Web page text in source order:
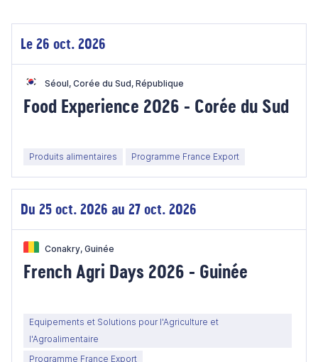
Le 26 oct. 2026
Séoul, Corée du Sud, République
Food Experience 2026 - Corée du Sud
Produits alimentaires Programme France Export
Du 25 oct. 2026 au 27 oct. 2026
Conakry, Guinée
French Agri Days 2026 - Guinée
Equipements et Solutions pour l'Agriculture et
l'Agroalimentaire
Programme France Export